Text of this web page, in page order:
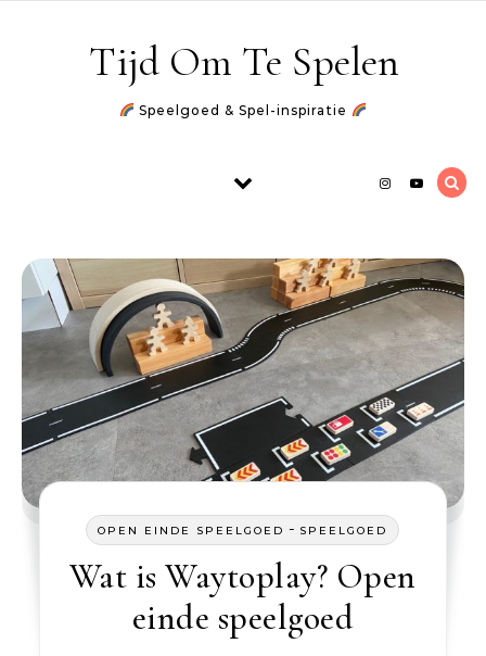
Tijd Om Te Spelen
Speelgoed & Spel-inspiratie
OPEN EINDE SPEELGOED - SPEELGOED
Wat is Waytoplay? Open
einde speelgoed